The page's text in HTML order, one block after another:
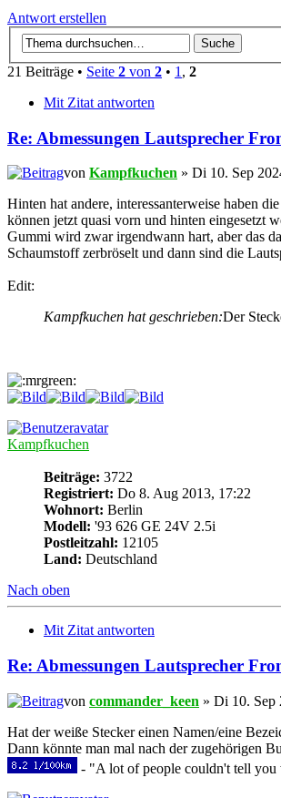
Antwort erstellen
21 Beiträge • Seite 2 von 2 • 1 , 2
Mit Zitat antworten
Re: Abmessungen Lautsprecher
von Kampfkuchen » Di 10. Sep
Hinten hat andere, interessanterweise haben
können jetzt quasi vorn und hinten eingesetzt
Gummi wird zwar irgendwann hart, aber das
Schaumstoff zerbröselt und dann sind die
Edit:
Kampfkuchen hat geschrieben:Der
Kampfkuchen
Beiträge: 3722
Registriert: Do 8. Aug 2013, 17:22
Wohnort: Berlin
Modell: '93 626 GE 24V 2.5i
Postleitzahl: 12105
Land: Deutschland
Nach oben
Mit Zitat antworten
Re: Abmessungen Lautsprecher
von commander_keen » Di 10. Sep
Hat der weiße Stecker einen Namen/eine
Dann könnte man mal nach der zugehörigen
- "A lot of people couldn't tell you